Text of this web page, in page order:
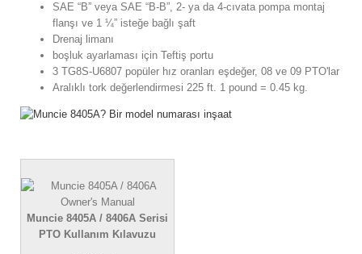
SAE “B” veya SAE “B-B”, 2- ya da 4-cıvata pompa montaj
flanşı ve 1 ¼” isteğe bağlı şaft
Drenaj limanı
boşluk ayarlaması için Teftiş portu
3 TG8S-U6807 popüler hız oranları eşdeğer, 08 ve 09 PTO'lar
Aralıklı tork değerlendirmesi 225 ft. 1 pound = 0.45 kg.
Muncie 8405A / 8406A Serisi
PTO Kullanım Kılavuzu